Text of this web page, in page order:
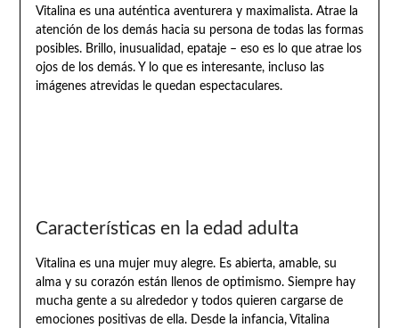
Vitalina es una auténtica aventurera y maximalista. Atrae la
atención de los demás hacia su persona de todas las formas
posibles. Brillo, inusualidad, epataje – eso es lo que atrae los
ojos de los demás. Y lo que es interesante, incluso las
imágenes atrevidas le quedan espectaculares.
Características en la edad adulta
Vitalina es una mujer muy alegre. Es abierta, amable, su
alma y su corazón están llenos de optimismo. Siempre hay
mucha gente a su alrededor y todos quieren cargarse de
emociones positivas de ella. Desde la infancia, Vitalina